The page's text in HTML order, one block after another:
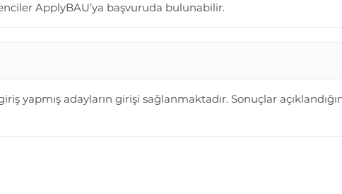
ApplyBAU’ya başvuruda bulunabilir.
yapmış adayların girişi sağlanmaktadır. Sonuçlar